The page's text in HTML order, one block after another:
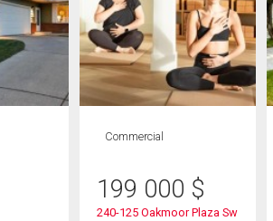
Commercial
199 000 $
240-125 Oakmoor Plaza Sw